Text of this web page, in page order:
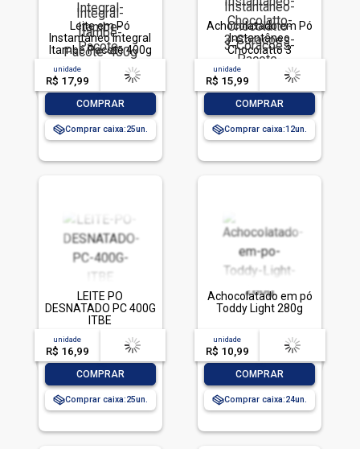
Leite em Pó
Instantâneo Integral
Itambé Pacote 400g
unidade
R$ 17,99
acima de
-- --,--un.
COMPRAR
Comprar caixa:25
Achocolatado em Pó
Instantâneo
Chocolatto 3
Corações Pacote
unidade
R$ 15,99
acima de
-- --,--un.
COMPRAR
Comprar caixa:12
LEITE PO
DESNATADO PC 400G
ITBE
unidade
R$ 16,99
acima de
-- --,--un.
COMPRAR
Comprar caixa:25
Achocolatado em pó
Toddy Light 280g
unidade
R$ 10,99
acima de
-- --,--un.
COMPRAR
Comprar caixa:24